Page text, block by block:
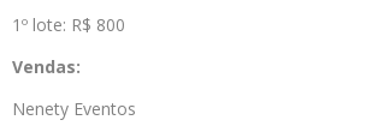
1º lote: R$ 800
Vendas:
Nenety Eventos